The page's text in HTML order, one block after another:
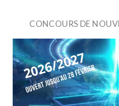
CONCOURS DE